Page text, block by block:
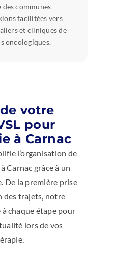
des communes
facilitées vers
et cliniques de
oncologiques.
votre
pour
à Carnac
l’organisation de
Carnac grâce à un
De la première prise
des trajets, notre
chaque étape pour
lors de vos